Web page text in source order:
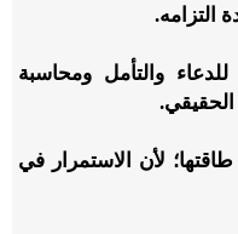
التزامه.
والتأمل ومحاسبة
الحقيقي.
لأن الاستمرار في